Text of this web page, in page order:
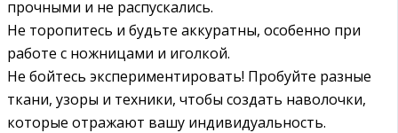
прочными и не распускались.
Не торопитесь и будьте аккуратны, особенно при
работе с ножницами и иголкой.
Не бойтесь экспериментировать! Пробуйте разные
ткани, узоры и техники, чтобы создать наволочки,
которые отражают вашу индивидуальность.